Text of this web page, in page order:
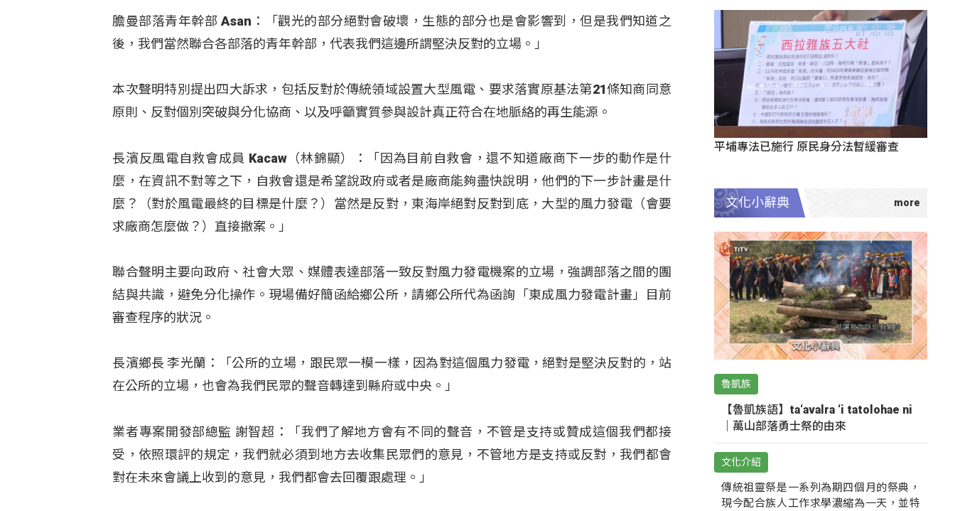
膽曼部落青年幹部 Asan：「觀光的部分絕對會破壞，生態的部分也是會影響到，但是我們知道之
後，我們當然聯合各部落的青年幹部，代表我們這邊所謂堅決反對的立場。」
本次聲明特別提出四大訴求，包括反對於傳統領域設置大型風電、要求落實原基法第21條知商同意
原則、反對個別突破與分化協商、以及呼籲實質參與設計真正符合在地脈絡的再生能源。
長濱反風電自救會成員 Kacaw（林錦顯）：「因為目前自救會，還不知道廠商下一步的動作是什
麼，在資訊不對等之下，自救會還是希望說政府或者是廠商能夠盡快說明，他們的下一步計畫是什
麼？（對於風電最終的目標是什麼？）當然是反對，東海岸絕對反對到底，大型的風力發電（會要
求廠商怎麼做？）直接撤案。」
聯合聲明主要向政府、社會大眾、媒體表達部落一致反對風力發電機案的立場，強調部落之間的團
結與共識，避免分化操作。現場備好簡函給鄉公所，請鄉公所代為函詢「東成風力發電計畫」目前
審查程序的狀況。
長濱鄉長 李光蘭：「公所的立場，跟民眾一模一樣，因為對這個風力發電，絕對是堅決反對的，站
在公所的立場，也會為我們民眾的聲音轉達到縣府或中央。」
業者專案開發部總監 謝智超：「我們了解地方會有不同的聲音，不管是支持或贊成這個我們都接
受，依照環評的規定，我們就必須到地方去收集民眾們的意見，不管地方是支持或反對，我們都會
對在未來會議上收到的意見，我們都會去回覆跟處理。」
平埔專法已施行 原民身分法暫緩審查
文化小辭典
魯凱族
【魯凱族語】ta‘avalra ‘i tatolohae ni
｜萬山部落勇士祭的由來
文化介紹
傳統祖靈祭是一系列為期四個月的祭典，
現今配合族人工作求學濃縮為一天，並特